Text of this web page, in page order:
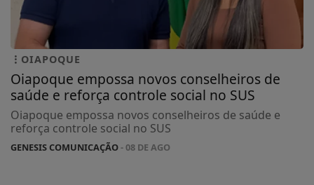
OIAPOQUE
Oiapoque empossa novos conselheiros de
saúde e reforça controle social no SUS
Oiapoque empossa novos conselheiros de saúde e
reforça controle social no SUS
GENESIS COMUNICAÇÃO- 08 DE AGO